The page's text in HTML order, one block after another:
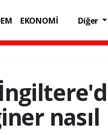
EKONOMİ
Diğer
nasıl